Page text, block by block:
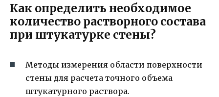
Как определить необходимое
количество растворного состава
при штукатурке стены?
Методы измерения области поверхности
стены для расчета точного объема
штукатурного раствора.